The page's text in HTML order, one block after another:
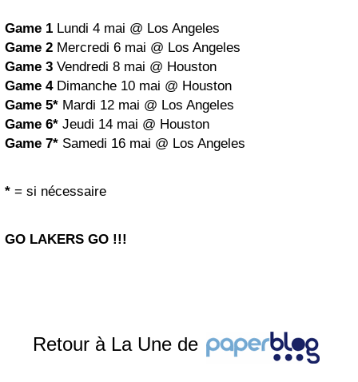
Game 1 Lundi 4 mai @ Los Angeles
Game 2 Mercredi 6 mai @ Los Angeles
Game 3 Vendredi 8 mai @ Houston
Game 4Dimanche 10 mai @ Houston
Game 5* Mardi 12 mai @ Los Angeles
Game 6* Jeudi 14 mai @ Houston
Game 7* Samedi 16 mai @ Los Angeles
* = si nécessaire
GO LAKERS GO !!!
Retour à La Une de